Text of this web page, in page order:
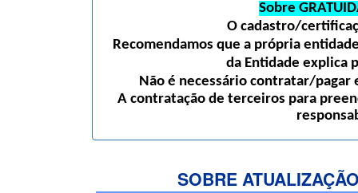
Sobre
O cadastro/
Recomendamos que a própria
da Entidade explica
Não é necessário contratar/
A contratação de terceiros para
SOBRE